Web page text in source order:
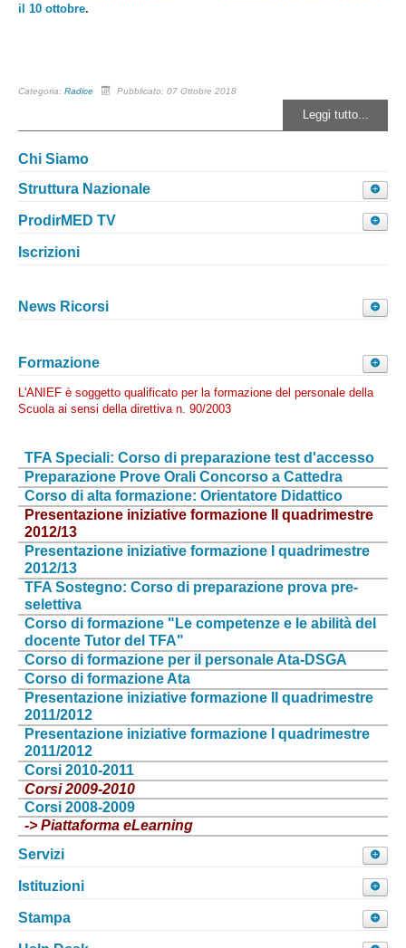
il 10 ottobre.
Categoria: Radice Pubblicato: 07 Ottobre 2018
Leggi tutto...
Chi Siamo
Struttura Nazionale
Segreteria
Sede Legale
Sede Segreteria Nazionale
Via del Celso, 49, 90134
udir@pec.udir.it
Per un primo contatto o richiesta informazioni -
Consulenza generica -3317713481 -Ufficio legale-
3356503850 -Ufficio amministrativo-3371165504
Contatti REGIONALI-Contatti Segretari Generali
Orario apertura uffici:
da Lunedì a Venerdì ore 9:00 - 18:00
Orario sportello telefonico di consulenza:
da Lunedì a Venerdì ore 9:00 - 18:00
ProdirMED TV
Seminari e convegni
Iscrizioni
News Ricorsi
Formazione
L'ANIEF è soggetto qualificato per la formazione del personale della
Scuola ai sensi della direttiva n. 90/2003
TFA Speciali: Corso di preparazione test d'accesso
Preparazione Prove Orali Concorso a Cattedra
Corso di alta formazione: Orientatore Didattico
Presentazione iniziative formazione II quadrimestre
2012/13
Presentazione iniziative formazione I quadrimestre
2012/13
TFA Sostegno: Corso di preparazione prova pre-
selettiva
Corso di formazione "Le competenze e le abilità del
docente Tutor del TFA"
Corso di formazione per il personale Ata-DSGA
Corso di formazione Ata
Presentazione iniziative formazione II quadrimestre
2011/2012
Presentazione iniziative formazione I quadrimestre
2011/2012
Corsi 2010-2011
Corsi 2009-2010
Corsi 2008-2009
->PiattaformaeLearning
Servizi
Servizi
Istituzioni
Stampa